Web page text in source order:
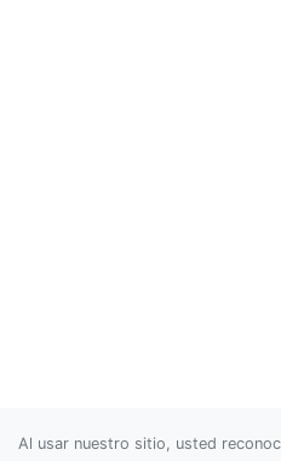
Al usar nuestro sitio, usted